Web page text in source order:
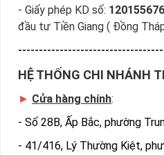
- Giấy phép KD số:
đầu tư Tiền Giang ( Đồng
HỆ THỐNG CHI NHÁNH
► Cửa hàng chính:
- Số 28B, Ấp Bắc, phường
- 41/416, Lý Thường Kiệt,